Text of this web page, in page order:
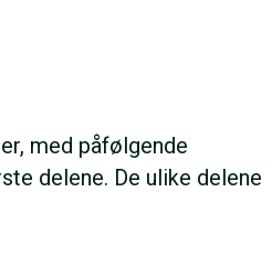
med påfølgende
delene. De ulike delene